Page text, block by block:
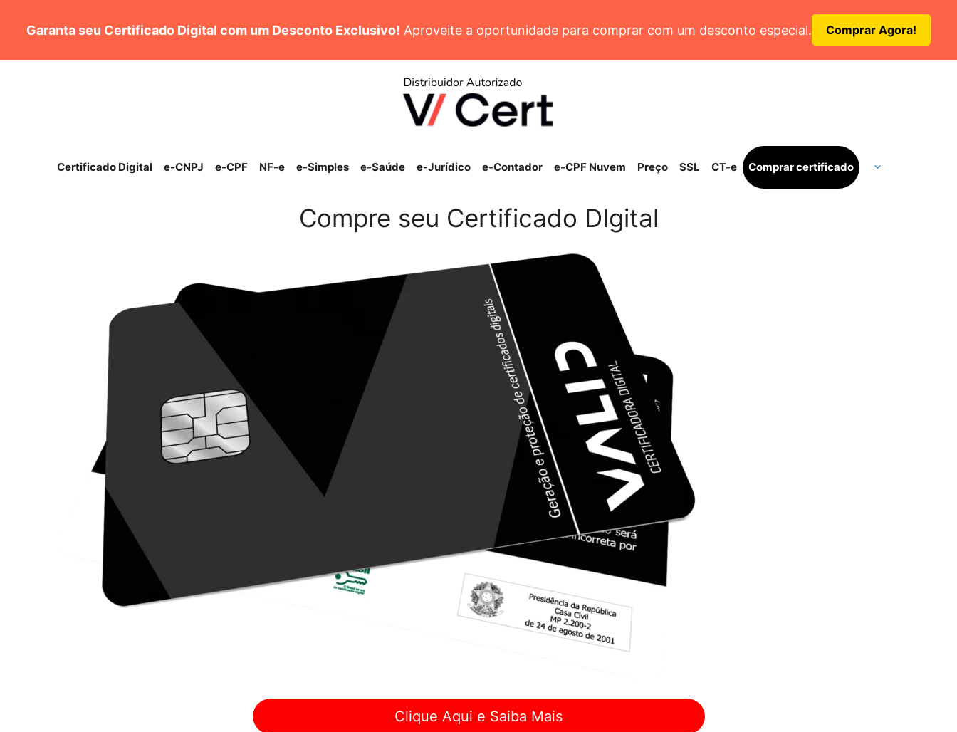
conteúdo
Garanta seu Certificado Digital com um Desconto Exclusivo! Aproveite a oportunidade para comprar com um desconto especial. Comprar Agora!
Certificado Digital e-CNPJ e-CPF NF-e e-Simples e-Saúde e-Jurídico e-Contador e-CPF Nuvem Preço SSL CT-e Comprar certificado
Compre seu Certificado DIgital
Clique Aqui e Saiba Mais